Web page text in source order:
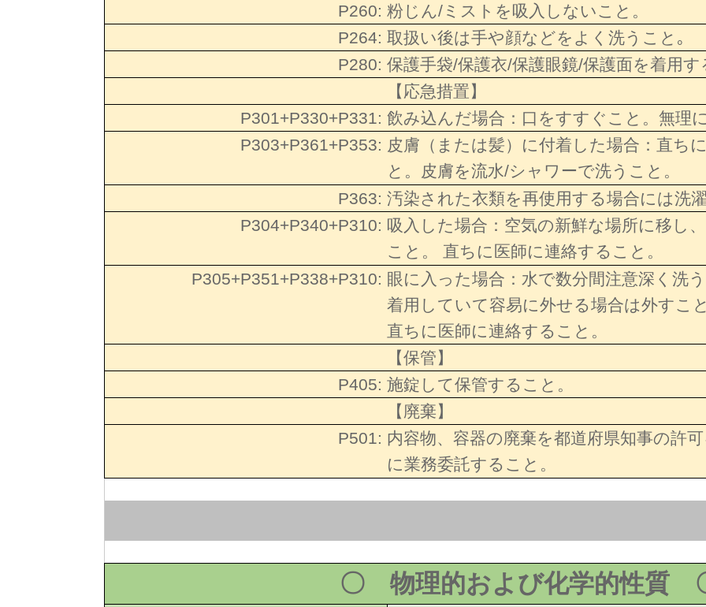
P260: 粉じん/ミストを吸入しないこと。
P264: 取扱い後は手や顔などをよく洗うこと｡
P280: 保護手袋/保護衣/保護眼鏡/保護面を着用
【応急措置】
P301+P330+P331: 飲み込んだ場合：口をすすぐこと。無理
P303+P361+P353: 皮膚（または髪）に付着した場合：直ち
と。皮膚を流水/シャワーで洗うこと。
P363: 汚染された衣類を再使用する場合には洗
P304+P340+P310: 吸入した場合：空気の新鮮な場所に移し
こと。 直ちに医師に連絡すること。
P305+P351+P338+P310: 眼に入った場合：水で数分間注意深く洗
着用していて容易に外せる場合は外すこ
直ちに医師に連絡すること。
【保管】
P405: 施錠して保管すること。
【廃棄】
P501: 内容物、容器の廃棄を都道府県知事の許
に業務委託すること。
〇 物理的および化学的性質